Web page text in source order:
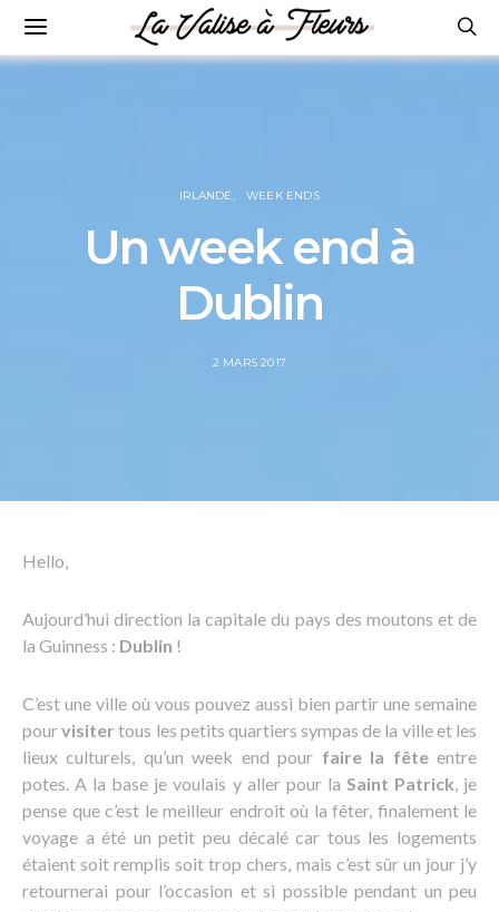
IRLANDE WEEK ENDS
Un week end à
Dublin
POSTED
2 MARS 2017
Hello,
Aujourd’hui direction la capitale du pays des moutons et de
la Guinness : Dublin !
C’est une ville où vous pouvez aussi bien partir une semaine
pourvisiter tous les petits quartiers sympas de la ville et les
lieux culturels, qu’un week end pour faire la fêteentre
potes. A la base je voulais y aller pour la Saint Patrick, je
pense que c’est le meilleur endroit où la fêter, finalement le
voyage a été un petit peu décalé car tous les logements
étaient soit remplis soit trop chers, mais c’est sûr un jour j’y
retournerai pour l’occasion et si possible pendant un peu